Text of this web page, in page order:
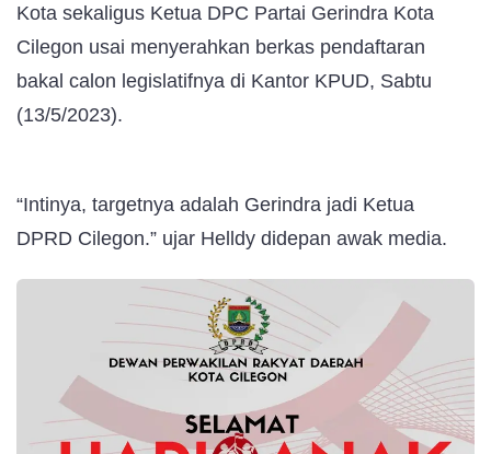
Kota sekaligus Ketua DPC Partai Gerindra Kota
Cilegon usai menyerahkan berkas pendaftaran
bakal calon legislatifnya di Kantor KPUD, Sabtu
(13/5/2023).
“Intinya, targetnya adalah Gerindra jadi Ketua
DPRD Cilegon.” ujar Helldy didepan awak media.